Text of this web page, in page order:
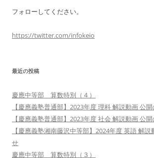
フォローしてください。
https://twitter.com/infokeio
最近の投稿
慶應中等部 算数特別（４）
【慶應義塾普通部】2023年度 理科 解説動画 公
【慶應義塾普通部】2023年度 社会 解説動画 公
【慶應義塾湘南藤沢中等部】2024年度 英語 解
せ
慶應中等部 算数特別（３）